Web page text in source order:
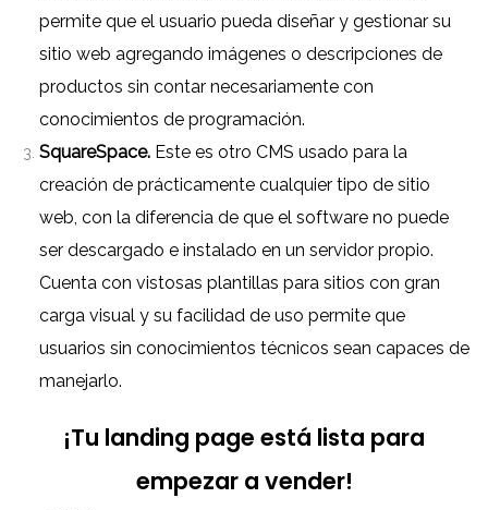
permite que el usuario pueda diseñar y gestionar su
sitio web agregando imágenes o descripciones de
productos sin contar necesariamente con
conocimientos de programación.
SquareSpace. Este es otro CMS usado para la
creación de prácticamente cualquier tipo de sitio
web, con la diferencia de que el software no puede
ser descargado e instalado en un servidor propio.
Cuenta con vistosas plantillas para sitios con gran
carga visual y su facilidad de uso permite que
usuarios sin conocimientos técnicos sean capaces de
manejarlo.
¡Tu landing page está lista para
empezar a vender!